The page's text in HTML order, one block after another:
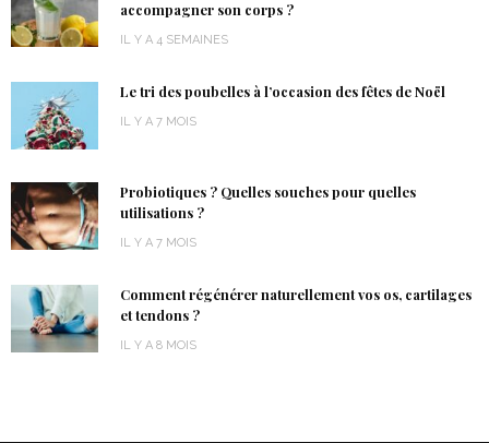
accompagner son corps ?
IL Y A 4 SEMAINES
Le tri des poubelles à l’occasion des fêtes de Noël
IL Y A 7 MOIS
Probiotiques ? Quelles souches pour quelles
utilisations ?
IL Y A 7 MOIS
Comment régénérer naturellement vos os, cartilages
et tendons ?
IL Y A 8 MOIS